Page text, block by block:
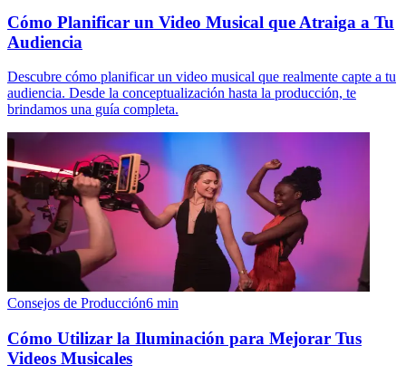
Cómo Planificar un Video Musical que Atraiga a Tu
Audiencia
Descubre cómo planificar un video musical que realmente capte a tu
audiencia. Desde la conceptualización hasta la producción, te
brindamos una guía completa.
Consejos de Producción6 min
Cómo Utilizar la Iluminación para Mejorar Tus
Videos Musicales